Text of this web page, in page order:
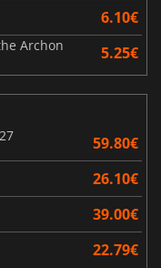
6.10€
Archon 5.25€
59.80€
26.10€
39.00€
22.79€